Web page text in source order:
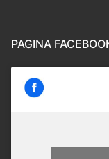
PAGINA